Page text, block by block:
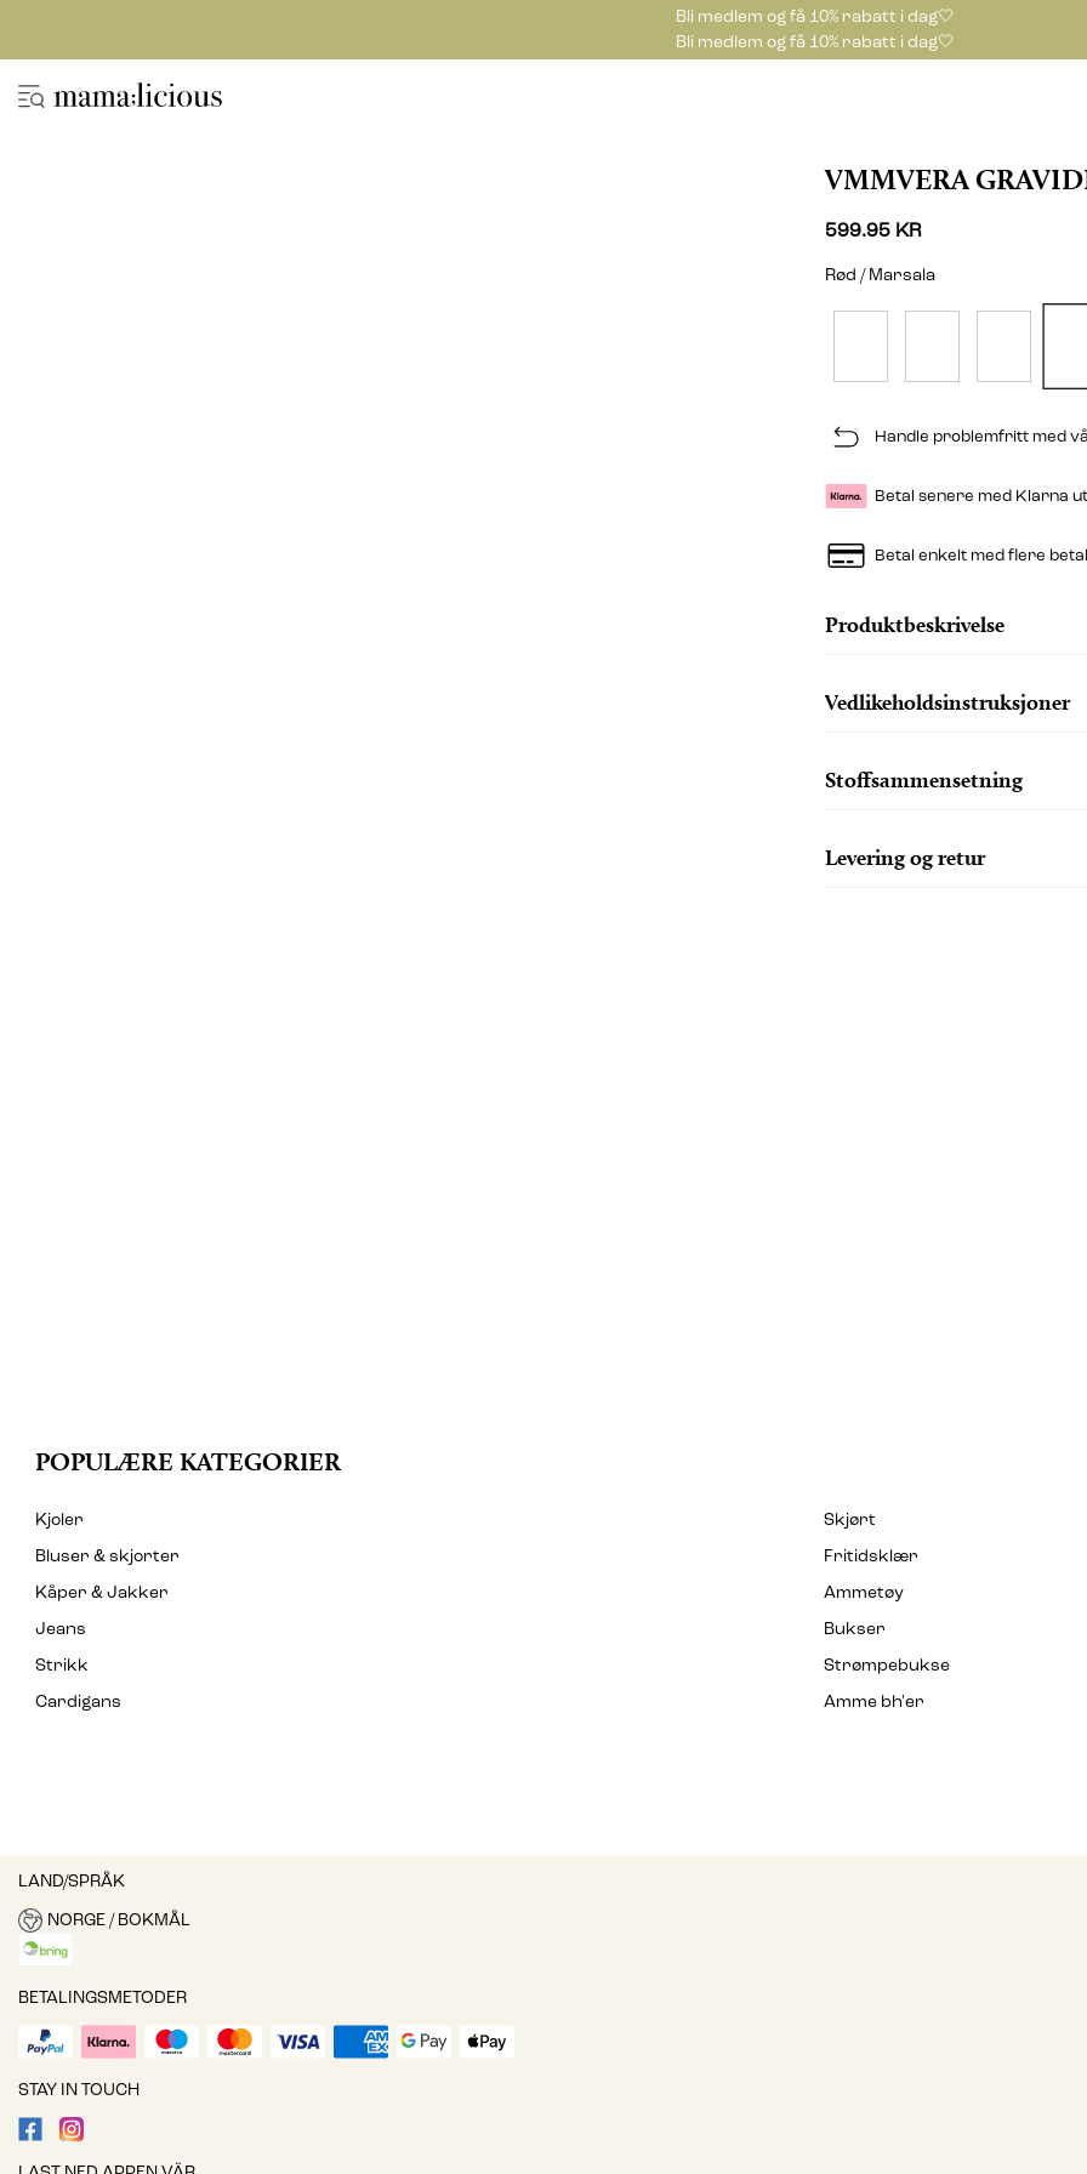
Bli medlem og få 10% rabatt i dag🤍
Bli medlem og få 10% rabatt i dag🤍
VMMVERA
599.95 KR
Rød / Marsala
Handle problemfritt med
Betal senere med Klarna
Betal enkelt med flere
Produktbeskrivelse
Vedlikeholdsinstruksjoner
Stoffsammensetning
Levering og retur
POPULÆRE KATEGORIER
Kjoler
Skjørt
Bluser & skjorter
Fritidsklær
Kåper & Jakker
Ammetøy
Jeans
Bukser
Strikk
Strømpebukse
Cardigans
Amme bh'er
LAND/SPRÅK
NORGE / BOKMÅL
BETALINGSMETODER
STAY IN TOUCH